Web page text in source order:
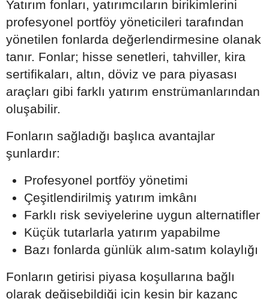
Yatırım fonları, yatırımcıların birikimlerini
profesyonel portföy yöneticileri tarafından
yönetilen fonlarda değerlendirmesine olanak
tanır. Fonlar; hisse senetleri, tahviller, kira
sertifikaları, altın, döviz ve para piyasası
araçları gibi farklı yatırım enstrümanlarından
oluşabilir.
Fonların sağladığı başlıca avantajlar
şunlardır:
Profesyonel portföy yönetimi
Çeşitlendirilmiş yatırım imkânı
Farklı risk seviyelerine uygun alternatifler
Küçük tutarlarla yatırım yapabilme
Bazı fonlarda günlük alım-satım kolaylığı
Fonların getirisi piyasa koşullarına bağlı
olarak değişebildiği için kesin bir kazanç